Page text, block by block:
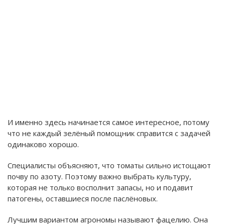
И именно здесь начинается самое интересное, потому
что не каждый зелёный помощник справится с задачей
одинаково хорошо.
Специалисты объясняют, что томаты сильно истощают
почву по азоту. Поэтому важно выбрать культуру,
которая не только восполнит запасы, но и подавит
патогены, оставшиеся после паслёновых.
Лучшим вариантом агрономы называют фацелию. Она